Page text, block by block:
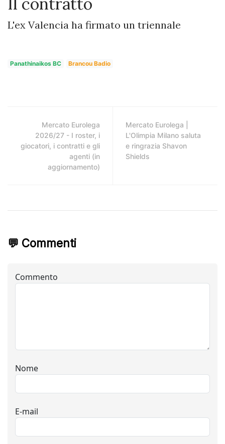
L'ex Valencia ha firmato un triennale
Panathinaikos BC Brancou Badio
Mercato Eurolega
2026/27 - I roster, i
giocatori, i contratti e gli
agenti (in
aggiornamento)
Mercato Eurolega |
L'Olimpia Milano saluta
e ringrazia Shavon
Shields
💬 Commenti